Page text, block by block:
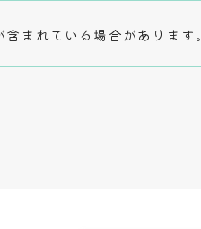
まれている場合があります。